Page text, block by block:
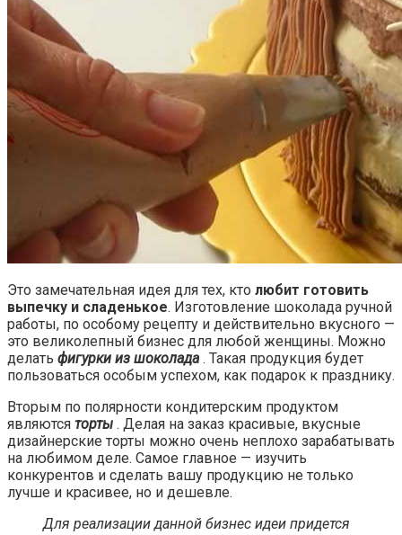
Это замечательная идея для тех, кто любит готовить
выпечку и сладенькое. Изготовление шоколада ручной
работы, по особому рецепту и действительно вкусного —
это великолепный бизнес для любой женщины. Можно
делать фигурки из шоколада . Такая продукция будет
пользоваться особым успехом, как подарок к празднику.
Вторым по полярности кондитерским продуктом
являются торты . Делая на заказ красивые, вкусные
дизайнерские торты можно очень неплохо зарабатывать
на любимом деле. Самое главное — изучить
конкурентов и сделать вашу продукцию не только
лучше и красивее, но и дешевле.
Для реализации данной бизнес идеи придется